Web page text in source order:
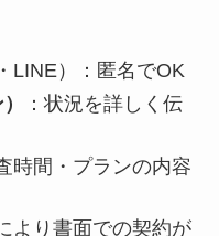
LINE）：匿名でOK
：状況を詳しく伝
時間・プランの内容
より書面での契約が